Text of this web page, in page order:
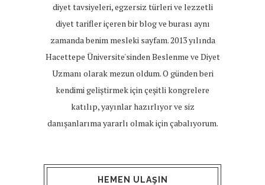
diyet tavsiyeleri, egzersiz türleri ve lezzetli
diyet tarifler içeren bir blog ve burası aynı
zamanda benim mesleki sayfam. 2013 yılında
Hacettepe Üniversite'sinden Beslenme ve Diyet
Uzmanı olarak mezun oldum. O günden beri
kendimi geliştirmek için çeşitli kongrelere
katılıp, yayınlar hazırlıyor ve siz
danışanlarıma yararlı olmak için çabalıyorum.
HEMEN ULAŞIN